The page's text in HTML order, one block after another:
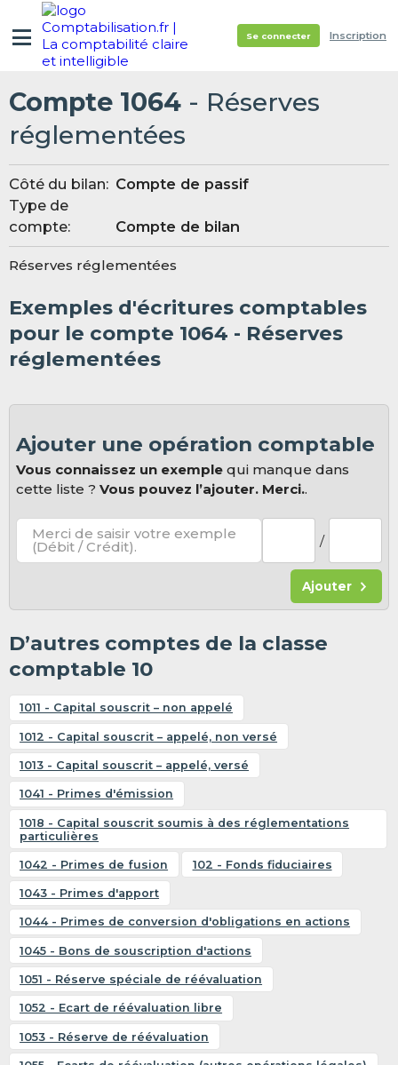
Se connecter Inscription
Compte 1064 - Réserves
réglementées
Côté du bilan: Compte de passif
Type de
compte:
Compte de bilan
Réserves réglementées
Exemples d'écritures comptables
pour le compte 1064 - Réserves
réglementées
Ajouter une opération comptable
Vous connaissez un exemple qui manque dans
cette liste ?Vous pouvez l’ajouter. Merci..
Merci de saisir votre exemple
(Débit / Crédit). /
Ajouter
D’autres comptes de la classe
comptable 10
1011 - Capital souscrit – non appelé
1012 - Capital souscrit – appelé, non versé
1013 - Capital souscrit – appelé, versé
1041 - Primes d'émission
1018 - Capital souscrit soumis à des réglementations
particulières
1042 - Primes de fusion 102 - Fonds fiduciaires
1043 - Primes d'apport
1044 - Primes de conversion d'obligations en actions
1045 - Bons de souscription d'actions
1051 - Réserve spéciale de réévaluation
1052 - Ecart de réévaluation libre
1053 - Réserve de réévaluation